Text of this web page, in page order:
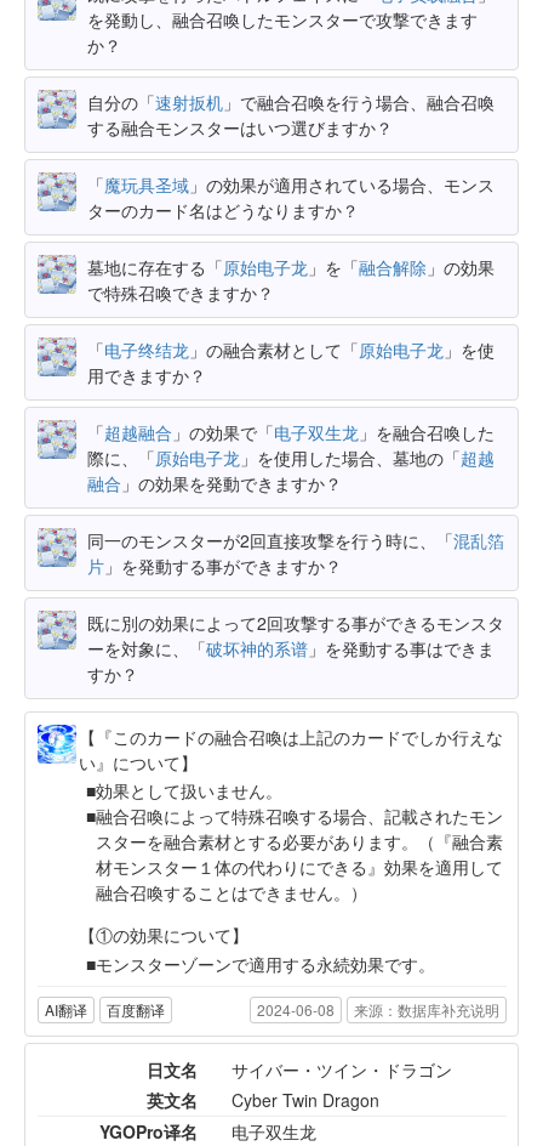
を発動し、融合召喚したモンスターで攻撃できます
か？
自分の「速射扳机 」で融合召喚を行う場合、融合召喚
する融合モンスターはいつ選びますか？
「魔玩具圣域 」の効果が適用されている場合、モンス
ターのカード名はどうなりますか？
墓地に存在する「原始电子龙 」を「融合解除 」の効果
で特殊召喚できますか？
「电子终结龙 」の融合素材として「原始电子龙 」を使
用できますか？
「超越融合 」の効果で「电子双生龙 」を融合召喚した
際に、「原始电子龙 」を使用した場合、墓地の「超越
融合 」の効果を発動できますか？
同一のモンスターが2回直接攻撃を行う時に、「混乱箔
片 」を発動する事ができますか？
既に別の効果によって2回攻撃する事ができるモンスタ
ーを対象に、「破坏神的系谱 」を発動する事はできま
すか？
【『このカードの融合召喚は上記のカードでしか行えな
い』について】
効果として扱いません。
融合召喚によって特殊召喚する場合、記載されたモン
スターを融合素材とする必要があります。（『融合素
材モンスター１体の代わりにできる』効果を適用して
融合召喚することはできません。）
【①の効果について】
モンスターゾーンで適用する永続効果です。
AI翻译 百度翻译 2024-06-08 来源：数据库补充说明
日文名
サイバー・ツイン・ドラゴン
英文名
Cyber Twin Dragon
YGOPro译名
电子双生龙